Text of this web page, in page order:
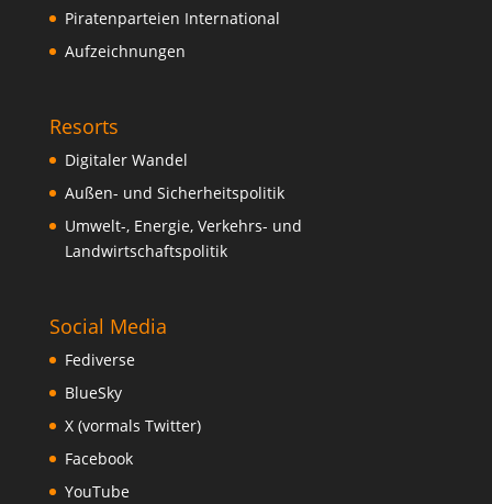
Piratenparteien International
Aufzeichnungen
Resorts
Digitaler Wandel
Außen- und Sicherheitspolitik
Umwelt-, Energie, Verkehrs- und
Landwirtschaftspolitik
Social Media
Fediverse
BlueSky
X (vormals Twitter)
Facebook
YouTube